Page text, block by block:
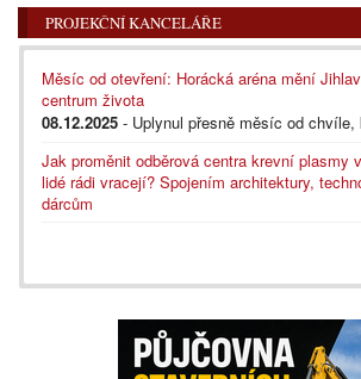
PROJEKČNÍ KANCELÁŘE
Měsíc od otevření: Horácká aréna mění
centrum života
08.12.2025 - Uplynul přesně měsíc od
Jak proměnit odběrová centra krevní plasmy
lidé rádi vracejí? Spojením architektury,
dárcům